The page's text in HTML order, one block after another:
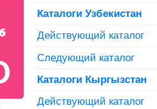
Каталоги Узбекистан
Действующий каталог
Следующий каталог
Каталоги Кыргызстан
Действующий каталог